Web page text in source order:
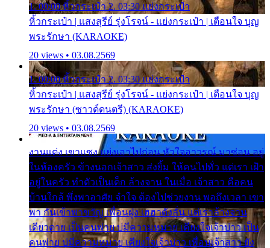
1. 00:00 หิ้วกระเป๋า 2. 03:30 แย่งกระเป๋า
หิ้วกระเป๋า | แสงสุรีย์ รุ่งโรจน์ - แย่งกระเป๋า | เตือนใจ บุญ
พระรักษา (KARAOKE)
20 views • 03.08.2569
1. 00:00 หิ้วกระเป๋า 2. 03:30 แย่งกระเป๋า
หิ้วกระเป๋า | แสงสุรีย์ รุ่งโรจน์ - แย่งกระเป๋า | เตือนใจ บุญ
พระรักษา (ซาวด์ดนตรี) (KARAOKE)
20 views • 03.08.2569
งานแต่ง เขาแซง แย่งเอาไปก่อน หัวใจอาวรณ์ มาซ่อน อยู่
ในห้องครัว ข้างนอกเจ้าสาว ส่งยิ้ม ให้คนไปทั่ว แต่เรา เฝ้า
อยู่ในครัว ทำตัวเป็นเด็ก ล้างจาน ในเมื่อ เจ้าสาว คือคน
บ้านใกล้ พึ่งพาอาศัย จำใจ ต้องไปช่วยงาน พอถึงเวลา เขา
พา กันเข้าพาขวัญ เพื่อนฝูง เฮฮาดังลั่น แต่เราล้างจาน
เดียวดาย เป็นคนพ่าย บ่มีความหมาย เคียงใจเจ้าบ่าว เป็น
คนพ่าย บ่มีความหมาย เคียงใจเจ้าบ่าว เพื่อนเจ้าสาว ยัง